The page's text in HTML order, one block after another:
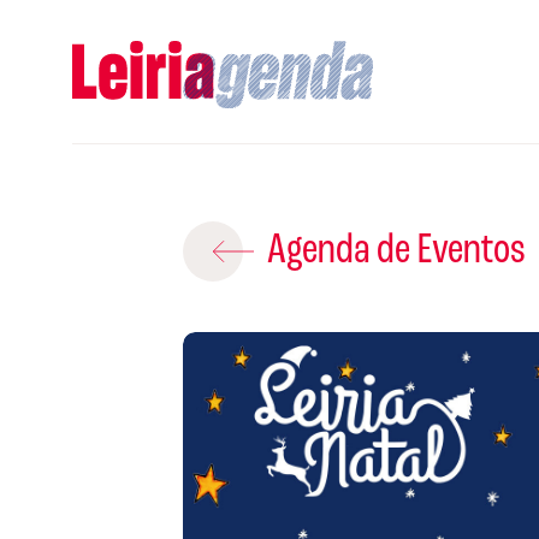
Agenda de Eventos
ROTEIROS
CRIAR NOVO